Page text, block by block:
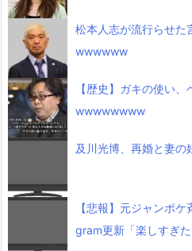
松本人志が流行らせ
wwwwww
【歴史】ガキの使い
wwwwwwww
及川光博、再婚と妻
【悲報】元ジャンポ
gram更新「楽しすぎた